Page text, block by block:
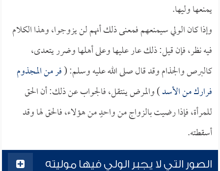
يمنعها وليها.
وإذا كان الولي سيمنعهم فمعنى ذلك أنهم لن يزوجوا، وهذا الكلام
فيه نظر، فإن قيل: ذلك عار عليها وعلى أهلها وضرر يتعدى،
كالبرص والجذام وقد قال صلى الله عليه وسلم: (فر من المجذوم
فرارك من الأسد) والمرض ينتقل، فالجواب عن ذلك: أن الحق
للمرأة، فإذا رضيت بالزواج من واحدٍ من هؤلاء، فالحق لها وقد
أسقطته.
الصور التي لا يجبر الولي فيها موليته